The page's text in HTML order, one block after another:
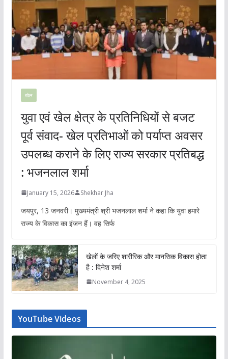
खेल
युवा एवं खेल क्षेत्र के प्रतिनिधियों से बजट
पूर्व संवाद- खेल प्रतिभाओं को पर्याप्त अवसर
उपलब्ध कराने के लिए राज्य सरकार प्रतिबद्ध
: भजनलाल शर्मा
January 15, 2026 Shekhar Jha
जयपुर, 13 जनवरी। मुख्यमंत्री श्री भजनलाल शर्मा ने कहा कि युवा हमारे
राज्य के विकास का इंजन हैं। वह सिर्फ
खेलों के जरिए शारीरिक और मानसिक विकास होता
है : दिनेश शर्मा
November 4, 2025
YouTube Videos